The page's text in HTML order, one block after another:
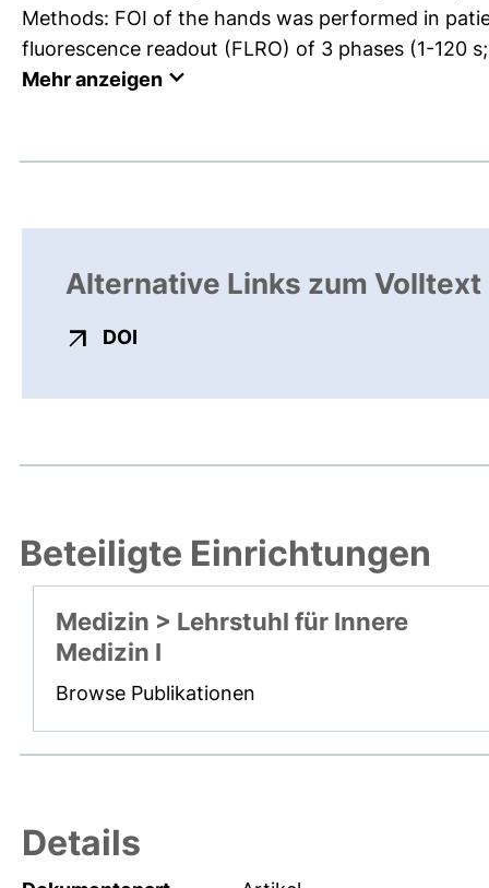
Methods: FOI of the hands was performed in
fluorescence readout (FLRO) of 3 phases (1-120
Mehr anzeigen
Alternative Links zum Volltext
DOI
Beteiligte Einrichtungen
Medizin > Lehrstuhl für Innere
Medizin I
Browse Publikationen
Details